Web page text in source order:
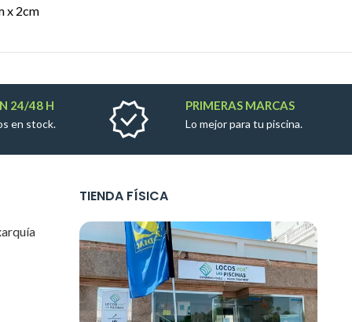
x 2cm
24/48 H
en stock.
PRIMERAS MARCAS
Lo mejor para tu piscina.
TIENDA FÍSICA